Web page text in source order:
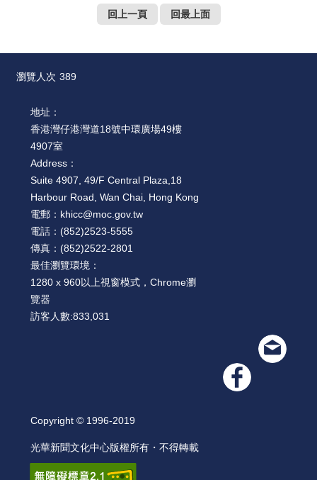
回上一頁 回最上面
瀏覽人次 389
地址：
香港灣仔港灣道18號中環廣場49樓
4907室
Address：
Suite 4907, 49/F Central Plaza,18
Harbour Road, Wan Chai, Hong Kong
電郵： khicc@moc.gov.tw
電話： (852)2523-5555
傳真： (852)2522-2801
最佳瀏覽環境：
1280 x 960以上視窗模式，Chrome瀏
覽器
訪客人數:833,031
Copyright © 1996-2019
光華新聞文化中心版權所有・不得轉載